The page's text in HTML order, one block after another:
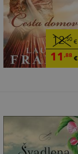
12,50€
11 ,88€